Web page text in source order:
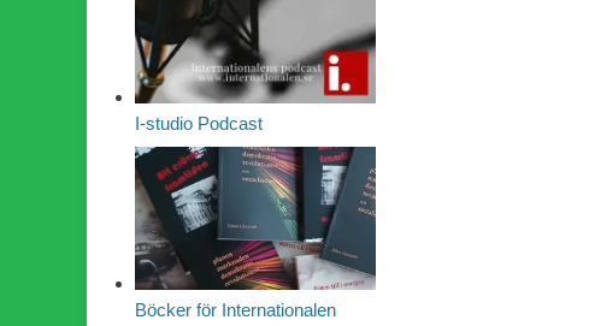
I-studio Podcast
Böcker för Internationalen